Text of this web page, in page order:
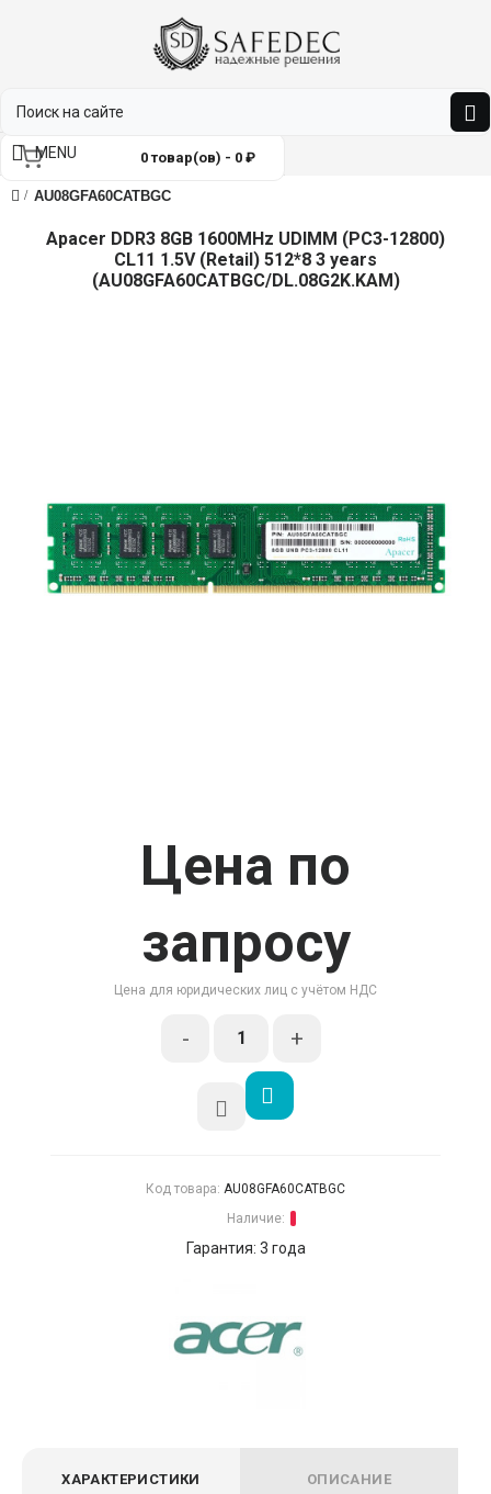
0 товар(ов) - 0 ₽
MENU
AU08GFA60CATBGC
Apacer DDR3 8GB 1600MHz UDIMM (PC3-12800)
CL11 1.5V (Retail) 512*8 3 years
(AU08GFA60CATBGC/DL.08G2K.KAM)
ХАРАКТЕРИСТИКИ ОПИСАНИЕ
Цена по
запросу
Цена для юридических лиц с учётом НДС
- +
Код товара: AU08GFA60CATBGC
Наличие:
Гарантия: 3 года